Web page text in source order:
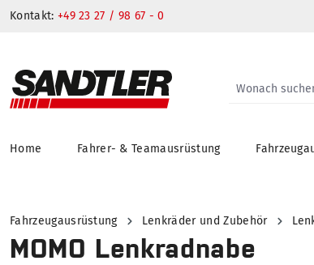
Kontakt: +49 23 27 / 98 67 - 0
Home Fahrer- & Teamausrüstung
Fahrzeugausrüstung Lenkräder und Zubehör
MOMO Lenkradnabe